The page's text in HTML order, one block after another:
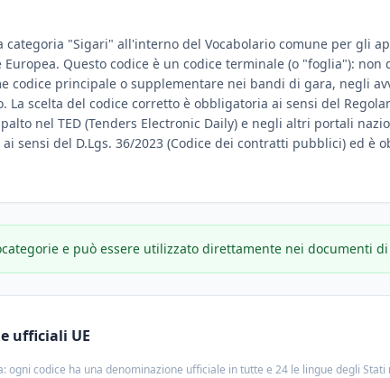
categoria "Sigari" all'interno del Vocabolario comune per gli
Questo codice è un codice terminale (o "foglia"):
codice principale o supplementare nei bandi di gara, negli
scelta del codice corretto è obbligatoria ai sensi del
nel TED (Tenders Electronic Daily) e negli altri portali
sensi del D.Lgs. 36/2023 (Codice dei contratti pubblici) ed è
e può essere utilizzato direttamente nei documenti
ufficiali UE
ogni codice ha una denominazione ufficiale in tutte e 24 le lingue degli